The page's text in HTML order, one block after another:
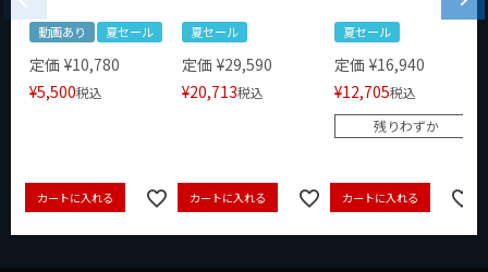
動画あり 夏セール
定価 ¥10,780
¥5,500税込
カートに入れる
夏セール
定価 ¥29,590
¥20,713税込
カートに入れる
夏セール
定価 ¥16,940
¥12,705税込
残りわずか
カートに入れる